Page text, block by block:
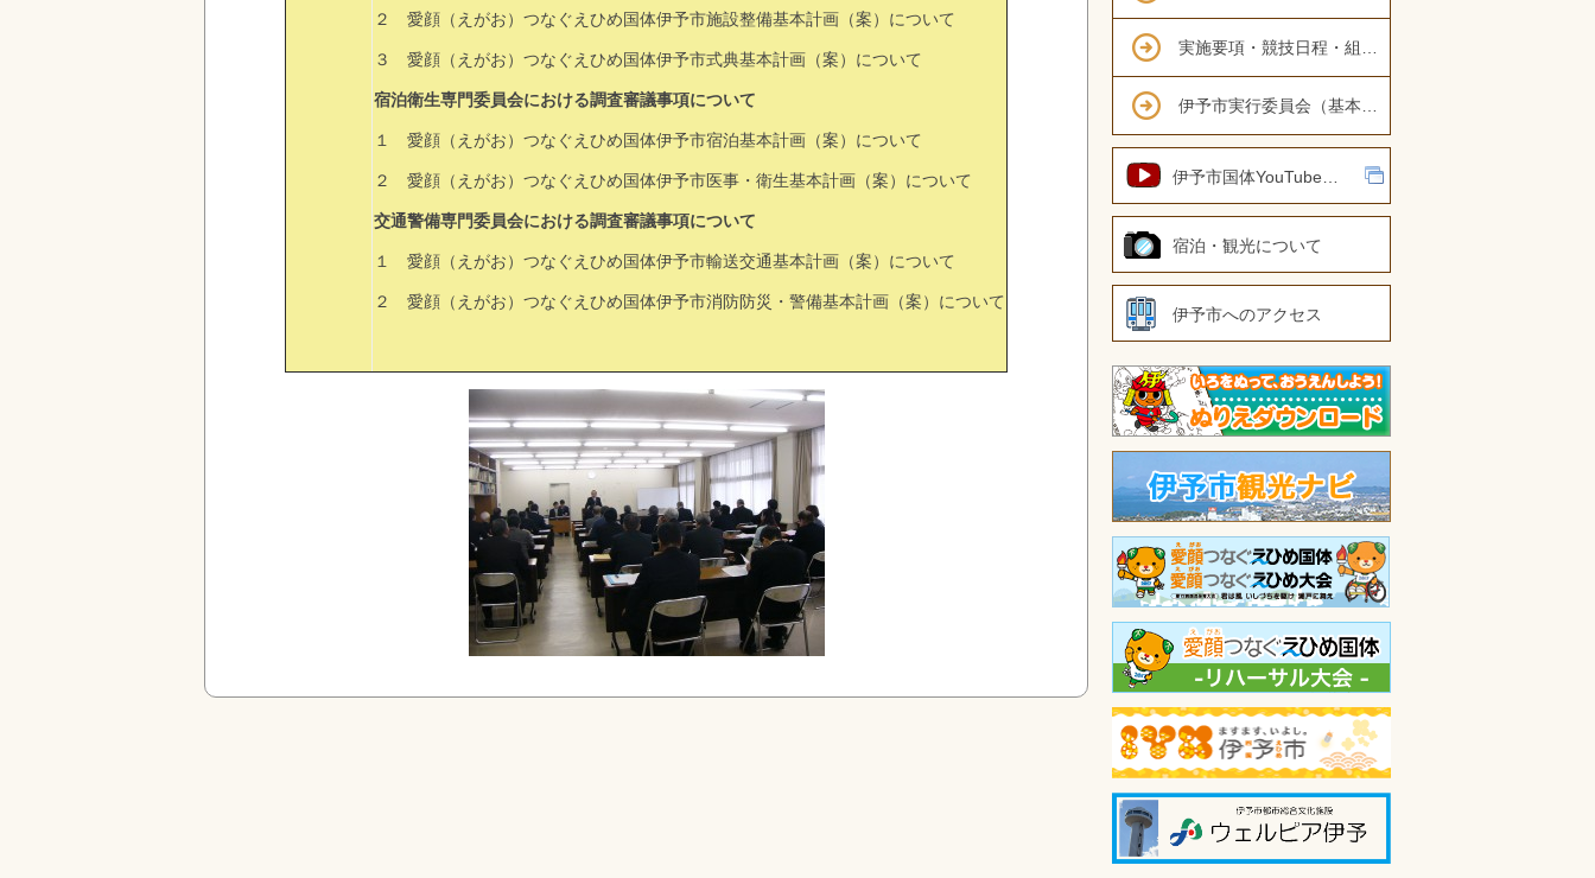
２ 愛顔（えがお）つなぐえひめ国体伊予市施設整備基本計画（案）について
３ 愛顔（えがお）つなぐえひめ国体伊予市式典基本計画（案）について
宿泊衛生専門委員会における調査審議事項について
１ 愛顔（えがお）つなぐえひめ国体伊予市宿泊基本計画（案）について
２ 愛顔（えがお）つなぐえひめ国体伊予市医事・衛生基本計画（案）について
交通警備専門委員会における調査審議事項について
１ 愛顔（えがお）つなぐえひめ国体伊予市輸送交通基本計画（案）について
２ 愛顔（えがお）つなぐえひめ国体伊予市消防防災・警備基本計画（案）について
宿泊・観光について
伊予市へのアクセス